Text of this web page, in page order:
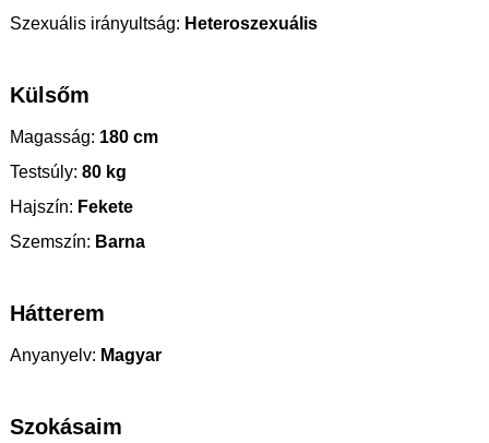
Szexuális irányultság: Heteroszexuális
Külsőm
Magasság: 180 cm
Testsúly: 80 kg
Hajszín: Fekete
Szemszín: Barna
Hátterem
Anyanyelv: Magyar
Szokásaim